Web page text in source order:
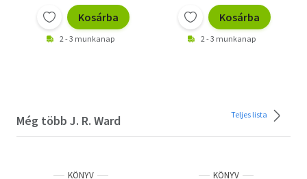
Kosárba
2 - 3 munkanap
Kosárba
2 - 3 munkanap
Még több J. R. Ward Teljes lista
KÖNYV KÖNYV